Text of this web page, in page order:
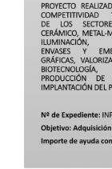
Larger
Image